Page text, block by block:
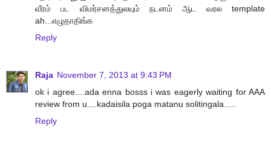
வீரம் பட விமர்சனத்துலயும் நடனம் ஆட வரல template
ah...எழுதாதிங்க
Reply
Raja November 7, 2013 at 9:43 PM
ok i agree....ada enna bosss i was eagerly waiting for AAA
review from u....kadaisila poga matanu solitingala.....
Reply